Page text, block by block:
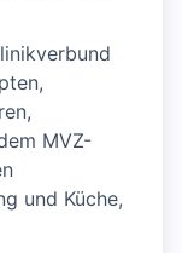
MVZ-
und Küche,